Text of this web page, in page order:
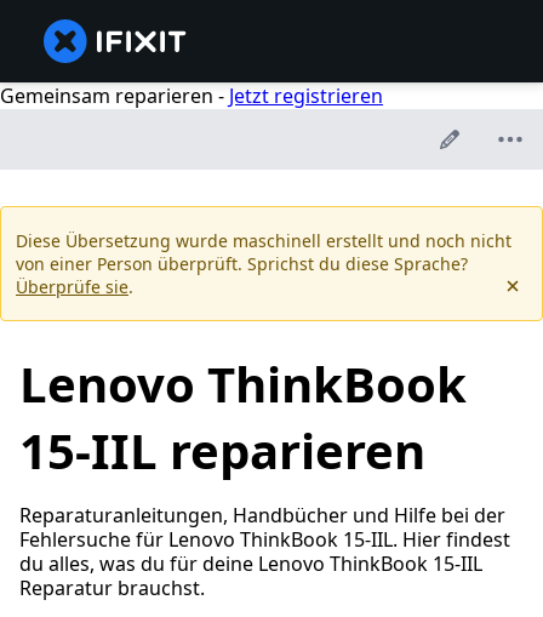
Gemeinsam reparieren - Jetzt registrieren
Diese Übersetzung wurde maschinell erstellt und noch nicht
von einer Person überprüft. Sprichst du diese Sprache?
Überprüfe sie.
Lenovo ThinkBook
15-IIL reparieren
Reparaturanleitungen, Handbücher und Hilfe bei der
Fehlersuche für Lenovo ThinkBook 15-IIL. Hier findest
du alles, was du für deine Lenovo ThinkBook 15-IIL
Reparatur brauchst.